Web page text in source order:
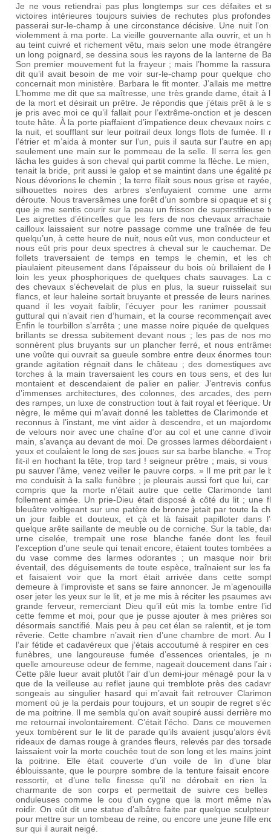
Je ne vous retiendrai pas plus longtemps sur ces défaites et
victoires intérieures toujours suivies de rechutes plus
passerai sur-le-champ à une circonstance décisive. Une nuit l’on
violemment à ma porte. La vieille gouvernante alla ouvrir, et un
au teint cuivré et richement vêtu, mais selon une mode
un long poignard, se dessina sous les rayons de la lanterne de
Son premier mouvement fut la frayeur ; mais l’homme la
dit qu’il avait besoin de me voir sur-le-champ pour quelque
concernait mon ministère. Barbara le fit monter. J’allais me
L’homme me dit que sa maîtresse, une très grande dame, était à
de la mort et désirait un prêtre. Je répondis que j’étais prêt à le
je pris avec moi ce qu’il fallait pour l’extrême-onction et je
toute hâte. À la porte piaffaient d’impatience deux chevaux noirs
la nuit, et soufflant sur leur poitrail deux longs flots de fumée. Il
l’étrier et m’aida à monter sur l’un, puis il sauta sur l’autre en
seulement une main sur le pommeau de la selle. Il serra les
lâcha les guides à son cheval qui partit comme la flèche. Le
tenait la bride, prit aussi le galop et se maintint dans une égalité
Nous dévorions le chemin ; la terre filait sous nous grise et
silhouettes noires des arbres s’enfuyaient comme une
déroute. Nous traversâmes une forêt d’un sombre si opaque et si
que je me sentis courir sur la peau un frisson de superstitieuse
Les aigrettes d’étincelles que les fers de nos chevaux
cailloux laissaient sur notre passage comme une traînée de
quelqu’un, à cette heure de nuit, nous eût vus, mon conducteur
nous eût pris pour deux spectres à cheval sur le cauchemar.
follets traversaient de temps en temps le chemin, et les
piaulaient piteusement dans l’épaisseur du bois où brillaient de
loin les yeux phosphoriques de quelques chats sauvages. La
des chevaux s’échevelait de plus en plus, la sueur ruisselait
flancs, et leur haleine sortait bruyante et pressée de leurs
quand il les voyait faiblir, l’écuyer pour les ranimer
guttural qui n’avait rien d’humain, et la course recommençait
Enfin le tourbillon s’arrêta ; une masse noire piquée de
brillants se dressa subitement devant nous ; les pas de nos
sonnèrent plus bruyants sur un plancher ferré, et nous
une voûte qui ouvrait sa gueule sombre entre deux énormes
grande agitation régnait dans le château ; des domestiques
torches à la main traversaient les cours en tous sens, et des
montaient et descendaient de palier en palier. J’entrevis
d’immenses architectures, des colonnes, des arcades, des
des rampes, un luxe de construction tout à fait royal et féerique.
nègre, le même qui m’avait donné les tablettes de Clarimonde et
reconnus à l’instant, me vint aider à descendre, et un
de velours noir avec une chaîne d’or au col et une canne
main, s’avança au devant de moi. De grosses larmes débordaient
yeux et coulaient le long de ses joues sur sa barbe blanche. «
fit-il en hochant la tête, trop tard ! seigneur prêtre ; mais, si vous
pu sauver l’âme, venez veiller le pauvre corps. » Il me prit par le
me conduisit à la salle funèbre ; je pleurais aussi fort que lui, car
compris que la morte n’était autre que cette Clarimonde
follement aimée. Un prie-Dieu était disposé à côté du lit ; une
bleuâtre voltigeant sur une patère de bronze jetait par toute la
un jour faible et douteux, et çà et là faisait papilloter dans
quelque arête saillante de meuble ou de corniche. Sur la table,
urne ciselée, trempait une rose blanche fanée dont les
l’exception d’une seule qui tenait encore, étaient toutes tombées
du vase comme des larmes odorantes ; un masque noir
éventail, des déguisements de toute espèce, traînaient sur les
et faisaient voir que la mort était arrivée dans cette
demeure à l’improviste et sans se faire annoncer. Je
oser jeter les yeux sur le lit, et je me mis à réciter les psaumes
grande ferveur, remerciant Dieu qu’il eût mis la tombe entre
cette femme et moi, pour que je pusse ajouter à mes prières
désormais sanctifié. Mais peu à peu cet élan se ralentit, et je
rêverie. Cette chambre n’avait rien d’une chambre de mort. Au
l’air fétide et cadavéreux que j’étais accoutumé à respirer en ces
funèbres, une langoureuse fumée d’essences orientales, je
quelle amoureuse odeur de femme, nageait doucement dans l’air
Cette pâle lueur avait plutôt l’air d’un demi-jour ménagé pour la
que de la veilleuse au reflet jaune qui tremblote près des
songeais au singulier hasard qui m’avait fait retrouver
moment où je la perdais pour toujours, et un soupir de regret
de ma poitrine. Il me sembla qu’on avait soupiré aussi derrière
me retournai involontairement. C’était l’écho. Dans ce
yeux tombèrent sur le lit de parade qu’ils avaient jusqu’alors
rideaux de damas rouge à grandes fleurs, relevés par des
laissaient voir la morte couchée tout de son long et les mains
la poitrine. Elle était couverte d’un voile de lin d’une
éblouissante, que le pourpre sombre de la tenture faisait encore
ressortir, et d’une telle finesse qu’il ne dérobait en rien la
charmante de son corps et permettait de suivre ces belles
onduleuses comme le cou d’un cygne que la mort même
roidir. On eût dit une statue d’albâtre faite par quelque
pour mettre sur un tombeau de reine, ou encore une jeune fille
sur qui il aurait neigé.